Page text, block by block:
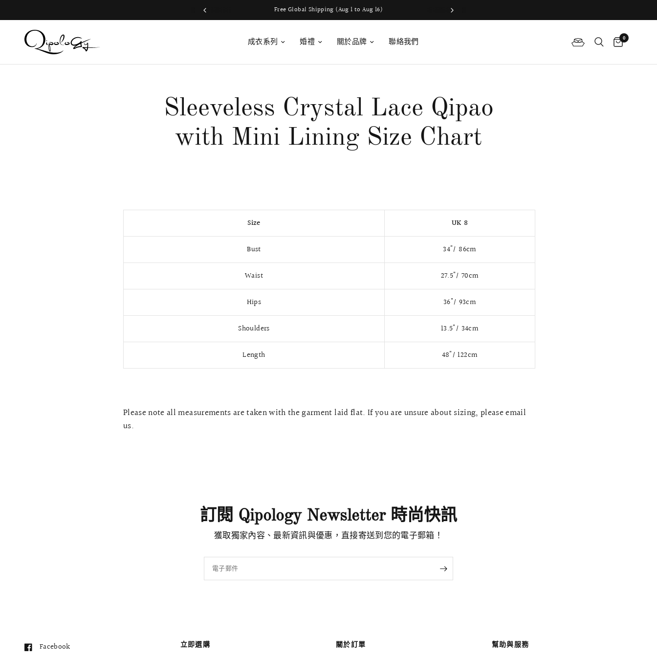
我們提供全球運送服務
成衣系列 婚禮 關於品牌 聯絡我們 0
Sleeveless Crystal Lace Qipao
with Mini Lining Size Chart
Size UK 8
Bust 34"/ 86cm
Waist 27.5"/ 70cm
Hips 36"/ 93cm
Shoulders 13.5"/ 34cm
Length 48"/ 122cm
Please note all measurements are taken with the garment laid flat. If you are unsure about sizing, please email
us.
訂閱 Qipology Newsletter 時尚快訊
獲取獨家內容、最新資訊與優惠，直接寄送到您的電子郵箱！
電子郵件
Facebook 立即選購 關於訂單 幫助與服務